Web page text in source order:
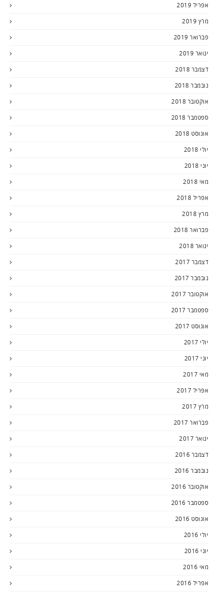
אפריל 2019
מרץ 2019
פברואר 2019
ינואר 2019
דצמבר 2018
נובמבר 2018
אוקטובר 2018
ספטמבר 2018
אוגוסט 2018
יולי 2018
יוני 2018
מאי 2018
אפריל 2018
מרץ 2018
פברואר 2018
ינואר 2018
דצמבר 2017
נובמבר 2017
אוקטובר 2017
ספטמבר 2017
אוגוסט 2017
יולי 2017
יוני 2017
מאי 2017
אפריל 2017
מרץ 2017
פברואר 2017
ינואר 2017
דצמבר 2016
נובמבר 2016
אוקטובר 2016
ספטמבר 2016
אוגוסט 2016
יולי 2016
יוני 2016
מאי 2016
אפריל 2016